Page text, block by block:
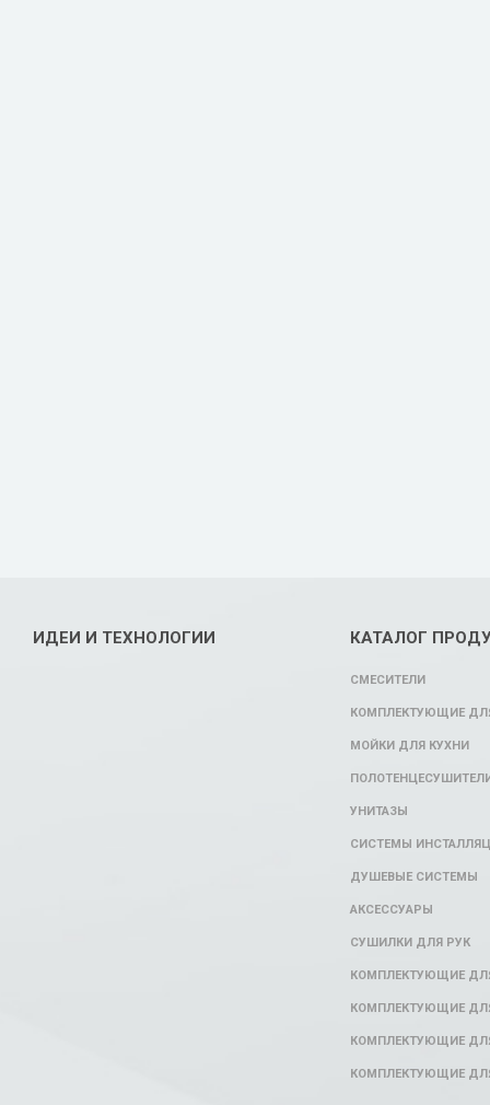
ИДЕИ И ТЕХНОЛОГИИ КАТАЛОГ
СМЕСИТЕЛИ
КОМПЛЕКТУЮЩИЕ
МОЙКИ ДЛЯ КУХНИ
УНИТАЗЫ
СИСТЕМЫ
ДУШЕВЫЕ СИСТЕМЫ
АКСЕССУАРЫ
СУШИЛКИ ДЛЯ РУК
КОМПЛЕКТУЮЩИЕ
КОМПЛЕКТУЮЩИЕ
КОМПЛЕКТУЮЩИЕ
КОМПЛЕКТУЮЩИЕ